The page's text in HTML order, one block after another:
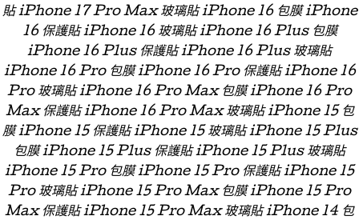
貼 iPhone 17 Pro Max 玻璃貼 iPhone 16 包膜 iPhone
16 保護貼 iPhone 16 玻璃貼 iPhone 16 Plus 包膜
iPhone 16 Plus 保護貼 iPhone 16 Plus 玻璃貼
iPhone 16 Pro 包膜 iPhone 16 Pro 保護貼 iPhone 16
Pro 玻璃貼 iPhone 16 Pro Max 包膜 iPhone 16 Pro
Max 保護貼 iPhone 16 Pro Max 玻璃貼 iPhone 15 包
膜 iPhone 15 保護貼 iPhone 15 玻璃貼 iPhone 15 Plus
包膜 iPhone 15 Plus 保護貼 iPhone 15 Plus 玻璃貼
iPhone 15 Pro 包膜 iPhone 15 Pro 保護貼 iPhone 15
Pro 玻璃貼 iPhone 15 Pro Max 包膜 iPhone 15 Pro
Max 保護貼 iPhone 15 Pro Max 玻璃貼 iPhone 14 包